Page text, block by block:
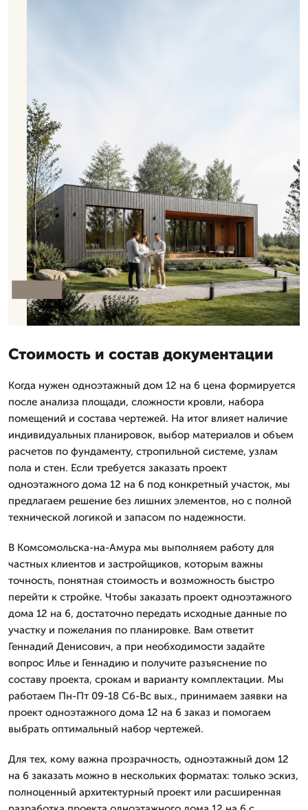
Стоимость и состав документации
Когда нужен одноэтажный дом 12 на 6 цена формируется
после анализа площади, сложности кровли, набора
помещений и состава чертежей. На итог влияет наличие
индивидуальных планировок, выбор материалов и объем
расчетов по фундаменту, стропильной системе, узлам
пола и стен. Если требуется заказать проект
одноэтажного дома 12 на 6 под конкретный участок, мы
предлагаем решение без лишних элементов, но с полной
технической логикой и запасом по надежности.
В Комсомольска-на-Амура мы выполняем работу для
частных клиентов и застройщиков, которым важны
точность, понятная стоимость и возможность быстро
перейти к стройке. Чтобы заказать проект одноэтажного
дома 12 на 6, достаточно передать исходные данные по
участку и пожелания по планировке. Вам ответит
Геннадий Денисович, а при необходимости задайте
вопрос Илье и Геннадию и получите разъяснение по
составу проекта, срокам и варианту комплектации. Мы
работаем Пн-Пт 09-18 Сб-Вс вых., принимаем заявки на
проект одноэтажного дома 12 на 6 заказ и помогаем
выбрать оптимальный набор чертежей.
Для тех, кому важна прозрачность, одноэтажный дом 12
на 6 заказать можно в нескольких форматах: только эскиз,
полноценный архитектурный проект или расширенная